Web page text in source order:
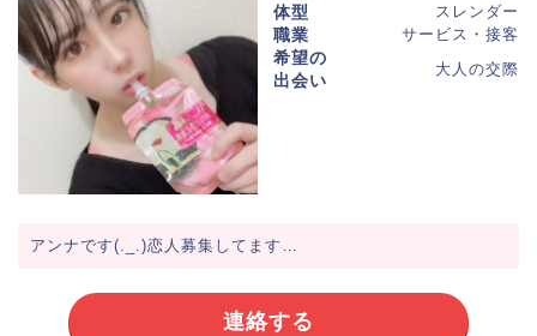
体型 スレンダー
職業 サービス・接客
希望の
出会い
大人の交際
アンナです(._.)恋人募集してます…
連絡する